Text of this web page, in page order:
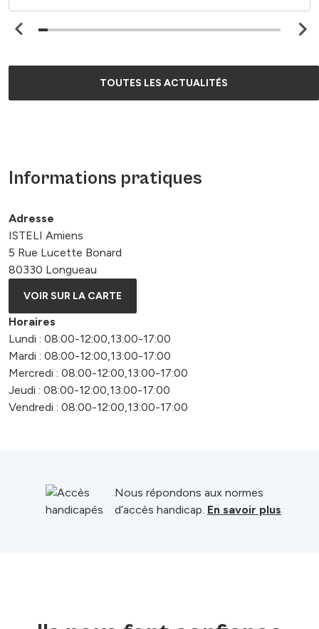
TOUTES LES ACTUALITÉS
Informations pratiques
Adresse
ISTELI Amiens
5 Rue Lucette Bonard
80330 Longueau
VOIR SUR LA CARTE
Horaires
Lundi : 08:00-12:00,13:00-17:00
Mardi : 08:00-12:00,13:00-17:00
Mercredi : 08:00-12:00,13:00-17:00
Jeudi : 08:00-12:00,13:00-17:00
Vendredi : 08:00-12:00,13:00-17:00
Nous répondons aux normes
d’accès handicap. En savoir plus